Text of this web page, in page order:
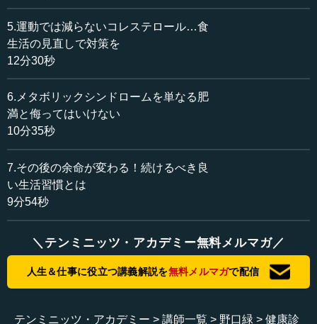
機会があるかと思うのです。皆さん、健診結果をどのよう
にご覧になっていらっしゃるでしょうか。
これまでの健康管理、健康診断を受けた結果を、どのよ
うことが一般的なのですけれど、これが基準を超えている
と、肥満症という病気かどうか。あるいは血圧が基準を超
えていて、（例えば）140の90を超えると、高血圧症とい
う診断がつくという段階に入ってくるのですが、そうする
と高血圧という病気かどうか。
さらには、肝機能検査で基準を超えていると、肝臓病あ
るいは血中脂質、コレステロールや中性脂肪などが高いと
脂質異常症かどうか。あるいは血糖が高いと糖尿病、尿検
査が悪ければ腎臓病、心電図の検査に引っかかれば心臓病
ではないかと、それぞれの検査結果をある病気に紐づけ
て、その病気があるかないかと判断をするというのが、こ
かと思います。
5.運動では減らないコレステロール…食
生活の見直しで対策を
12分30秒
6.メタボリックシンドロームを単なる肥
満と侮ってはいけない
10分35秒
7.その後の余命が変わる！続けるべき良
い生活習慣とは
9分54秒
＼テンミニッツ・アカデミー無料メルマガ／
人生＆仕事に役立つ講義解説を無料メルマガで配信
テンミニッツ・アカデミー 講師一覧 野口緑 健康診